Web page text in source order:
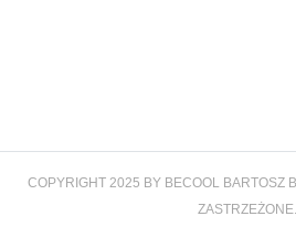
COPYRIGHT 2025 BY BECOOL BARTOSZ
ZASTRZEŻONE.